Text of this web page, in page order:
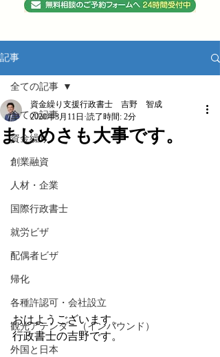
記事
全ての記事
資金繰り
創業融資
人材・企業
国際行政書士
就労ビザ
配偶者ビザ
帰化
各種許認可・会社設立
観光アテンダー（インバウンド）
外国と日本
全ての記事
まじめさも大事です。
資金繰り支援行政書士 吉野 智成
2020年3月11日 読了時間: 2分
おはようございます。
行政書士の吉野です。